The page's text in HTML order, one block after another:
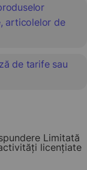
articolelor de
de tarife sau
Limitată
licențiate